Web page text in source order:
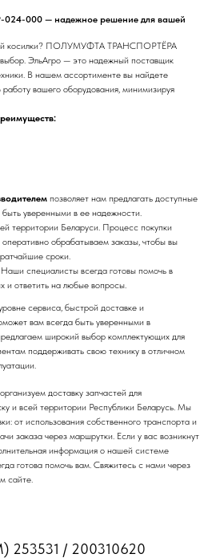
000 — надежное решение для вашей
косилки? ПОЛУМУФТА ТРАНСПОРТЁРА
ЭльАгро — это надежный поставщик
В нашем ассортименте вы найдете
вашего оборудования, минимизируя
позволяет нам предлагать доступные
уверенными в ее надежности.
территории Беларуси. Процесс покупки
обрабатываем заказы, чтобы вы
сроки.
специалисты всегда готовы помочь в
и ответить на любые вопросы.
сервиса, быстрой доставке и
вам всегда быть уверенными в
широкий выбор комплектующих для
поддерживать свою технику в отличном
доставку запчастей для
и всей территории Республики Беларусь. Мы
от использования собственного транспорта и
заказа через маршрутки. Если у вас возникнут
информация о нашей системе
готова помочь вам. Свяжитесь с нами через
сайте.
/ 200310620